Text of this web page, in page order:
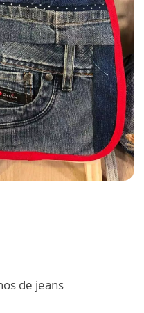
de jeans